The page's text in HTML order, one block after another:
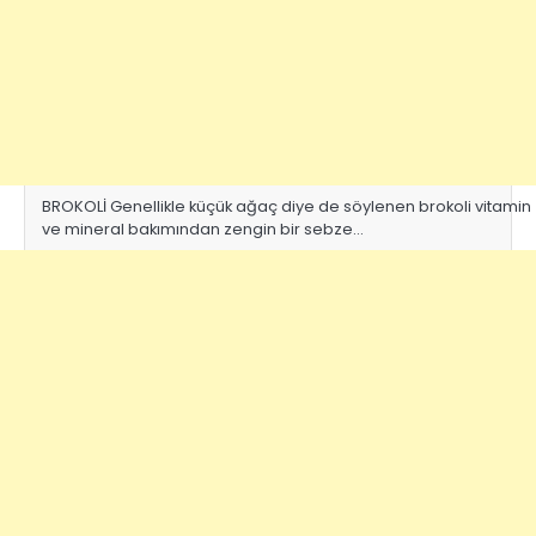
BROKOLİ Genellikle küçük ağaç diye de söylenen brokoli vitamin
ve mineral bakımından zengin bir sebze…